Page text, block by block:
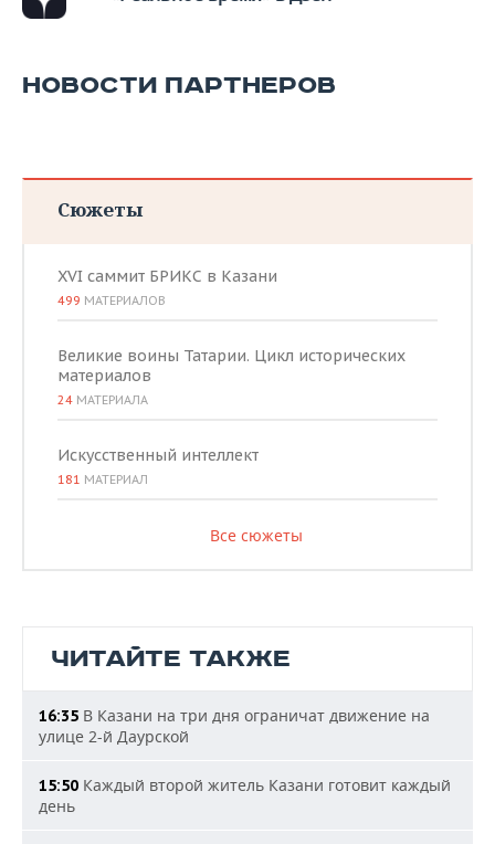
НОВОСТИ ПАРТНЕРОВ
Сюжеты
XVI саммит БРИКС в Казани
499 МАТЕРИАЛОВ
Великие воины Татарии. Цикл исторических
материалов
24 МАТЕРИАЛА
Искусственный интеллект
181 МАТЕРИАЛ
Все сюжеты
ЧИТАЙТЕ ТАКЖЕ
16:35 В Казани на три дня ограничат движение на
улице 2-й Даурской
15:50 Каждый второй житель Казани готовит каждый
день